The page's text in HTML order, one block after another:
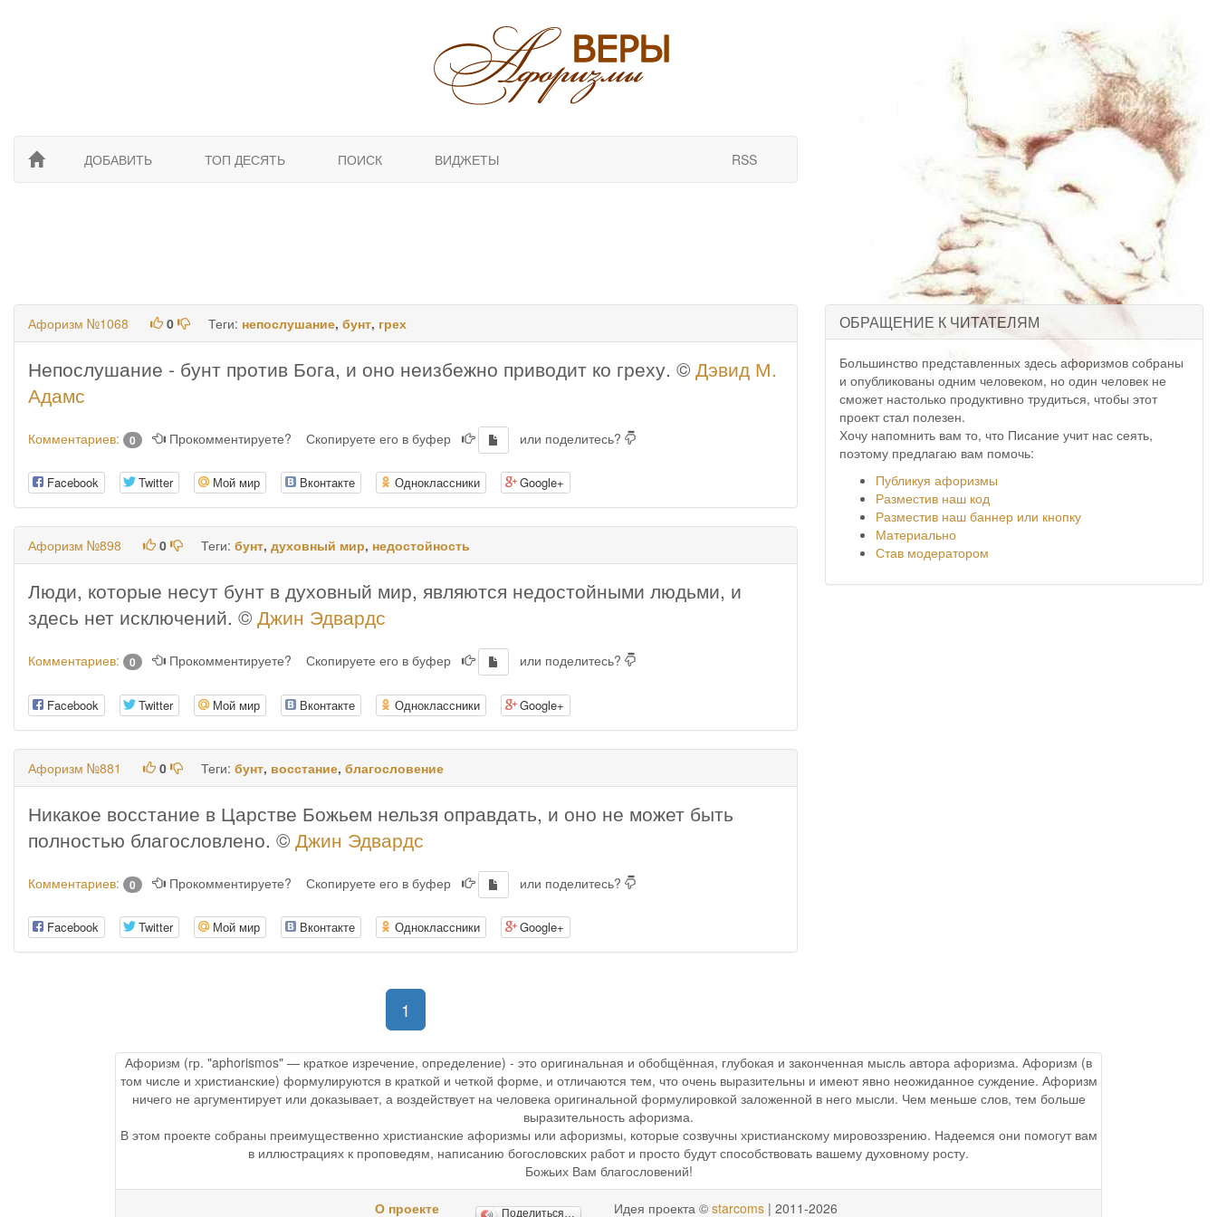
ДОБАВИТЬ ТОП ДЕСЯТЬ ПОИСК ВИДЖЕТЫ RSS
Афоризм №1068 0 Теги: непослушание, бунт, грех
Непослушание - бунт против Бога, и оно неизбежно приводит ко греху. © Дэвид М.
Адамс
Комментариев: 0 Прокомментируете? Скопируете его в буфер или поделитесь?
Facebook Twitter Мой мир Вконтакте Одноклассники Google+
Афоризм №898 0 Теги: бунт, духовный мир, недостойность
Люди, которые несут бунт в духовный мир, являются недостойными людьми, и
здесь нет исключений. © Джин Эдвардс
Комментариев: 0 Прокомментируете? Скопируете его в буфер или поделитесь?
Facebook Twitter Мой мир Вконтакте Одноклассники Google+
Афоризм №881 0 Теги: бунт, восстание, благословение
Никакое восстание в Царстве Божьем нельзя оправдать, и оно не может быть
полностью благословлено. © Джин Эдвардс
Комментариев: 0 Прокомментируете? Скопируете его в буфер или поделитесь?
Facebook Twitter Мой мир Вконтакте Одноклассники Google+
1
ОБРАЩЕНИЕ К ЧИТАТЕЛЯМ
Большинство представленных здесь афоризмов собраны
и опубликованы одним человеком, но один человек не
сможет настолько продуктивно трудиться, чтобы этот
проект стал полезен.
Хочу напомнить вам то, что Писание учит нас сеять,
поэтому предлагаю вам помочь:
Публикуя афоризмы
Разместив наш код
Разместив наш баннер или кнопку
Материально
Став модератором
Афоризм (гр. "aphorismos" — краткое изречение, определение) - это оригинальная и обобщённая, глубокая и законченная мысль автора афоризма. Афоризм (в
том числе и христианские) формулируются в краткой и четкой форме, и отличаются тем, что очень выразительны и имеют явно неожиданное суждение. Афоризм
ничего не аргументирует или доказывает, а воздействует на человека оригинальной формулировкой заложенной в него мысли. Чем меньше слов, тем больше
выразительность афоризма.
В этом проекте собраны преимущественно христианские афоризмы или афоризмы, которые созвучны христианскому мировоззрению. Надеемся они помогут вам
в иллюстрациях к проповедям, написанию богословских работ и просто будут способствовать вашему духовному росту.
Божьих Вам благословений!
О проекте Поделиться… Идея проекта © starcoms | 2011-2026